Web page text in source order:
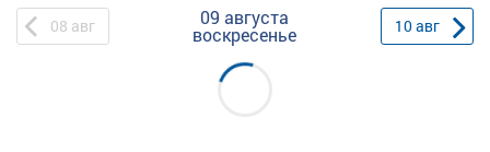
08 авг 09 августа
воскресенье 10авг